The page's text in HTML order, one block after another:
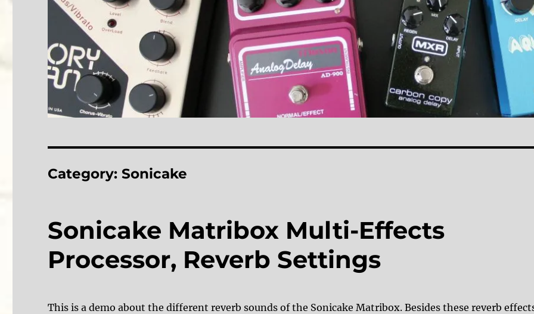
Category:Sonicake
Sonicake Matribox Multi-Effects
Processor, Reverb Settings
This is a demo about the different reverb sounds of the Sonicake Matribox. Besides these reverb